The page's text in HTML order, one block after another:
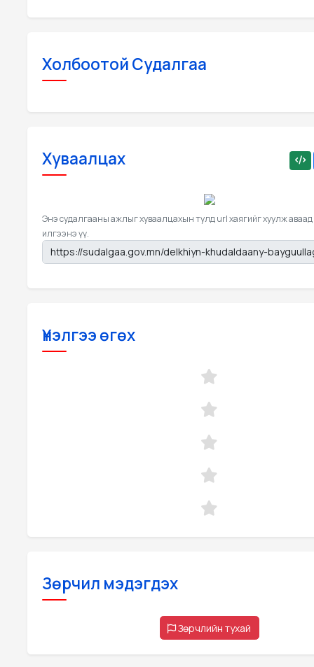
Холбоотой Судалгаа
Хуваалцах
Энэ судалгааны ажлыг хуваалцахын тулд url хаягийг хуулж аваад
илгээнэ үү.
Үнэлгээ өгөх
Зөрчил мэдэгдэх
Зөрчлийн тухай